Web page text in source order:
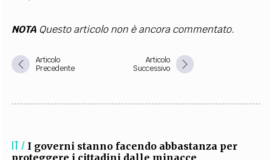
NOTA Questo articolo non è ancora commentato.
Articolo
Precedente
Articolo
Successivo
IT / I governi stanno facendo abbastanza per
proteggere i cittadini dalle minacce